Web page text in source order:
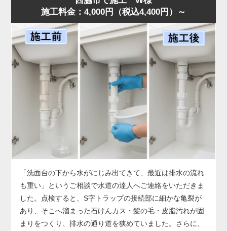
店舗では油の使用量が多いため、排水桝が短期間で満杯に
なることがあります。状況に合わせ、汚泥吸引と高圧洗浄
を連続作業で行い、油脂層を完全除去。作業後は排水も正
常化し、「明朗会計で助かった」とのお声をいただきまし
た。桝のあふれは営業停止につながる深刻なサイン。兆候
があれば早めに水道の達人へご相談ください。
施工料金：4,000円（税込4,400円）～
「洗面台の下から水がにじみ出てきて、最近は排水の流れ
も重い」というご相談で水道の達人へご連絡をいただきま
した。点検すると、S字トラップの接続部に細かな亀裂が
あり、そこへ溜まった石けんカス・髪の毛・皮脂汚れが固
まりをつくり、排水の通り道を狭めていました。さらに、